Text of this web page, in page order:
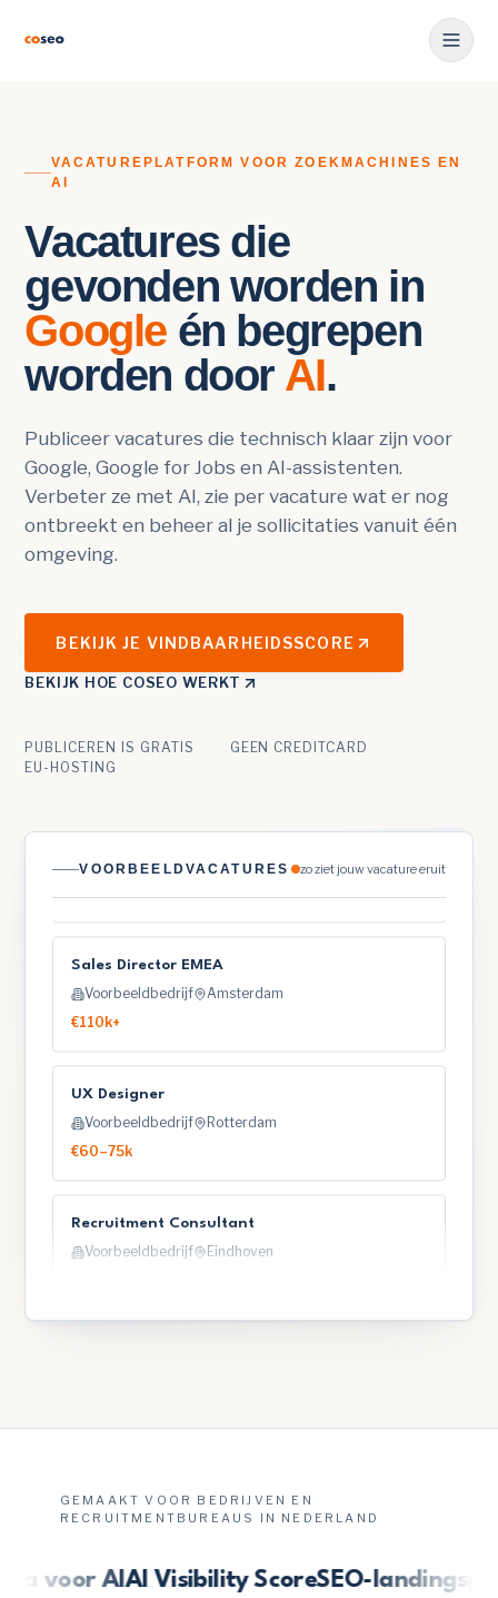
VACATUREPLATFORM VOOR ZOEKMACHINES EN
AI
Vacatures die
gevonden worden in
Google én begrepen
worden door AI.
Publiceer vacatures die technisch klaar zijn voor
Google, Google for Jobs en AI-assistenten.
Verbeter ze met AI, zie per vacature wat er nog
ontbreekt en beheer al je sollicitaties vanuit één
omgeving.
BEKIJK JE VINDBAARHEIDSSCORE
BEKIJK HOE COSEO WERKT
PUBLICEREN IS GRATIS
GEEN CREDITCARD
EU-HOSTING
VOORBEELDVACATURES zo ziet jouw vacature eruit
€75–95k
Voorbeeldbedrijf
Amsterdam
€110k+
Voorbeeldbedrijf
€60–75k
Voorbeeldbedrijf
Eindhoven
€48–62k
€110k+
UX Designer
GEMAAKT VOOR BEDRIJVEN EN
RECRUITMENTBUREAUS IN NEDERLAND
AIAI Visibility ScoreSEO-